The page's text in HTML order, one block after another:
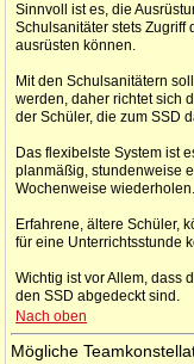
Sinnvoll ist es, die
Schulsanitäter stets Zugriff
ausrüsten können.
Mit den Schulsanitätern
werden, daher richtet sich
der Schüler, die zum SSD
Das flexibelste System ist
planmäßig, stundenweise
Wochenweise wiederholen.
Erfahrene, ältere Schüler,
für eine Unterrichtsstunde
Wichtig ist vor Allem, dass
den SSD abgedeckt sind.
Nach oben
Mögliche